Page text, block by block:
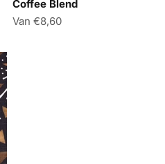
Coffee Blend
Aanbiedingsprijs
Van €8,60